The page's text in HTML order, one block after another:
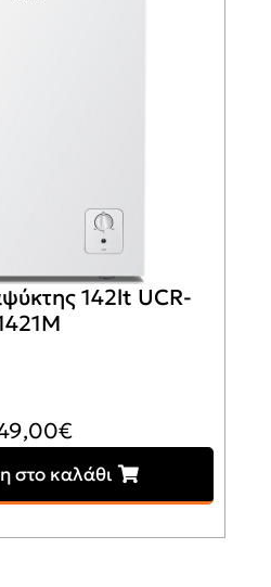
142lt UCR-
€
στο καλάθι